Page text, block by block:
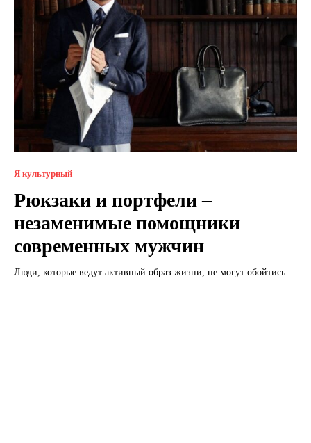
Я культурный
Рюкзаки и портфели –
незаменимые помощники
современных мужчин
Люди, которые ведут активный образ жизни, не могут обойтись...